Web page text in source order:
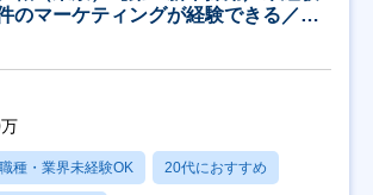
のマーケティングが経験できる／研
職種・業界未経験OK 20代におすすめ